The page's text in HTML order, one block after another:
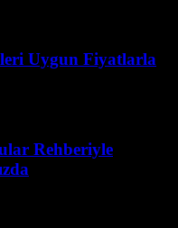
Uygun Fiyatlarla
Rehberiyle